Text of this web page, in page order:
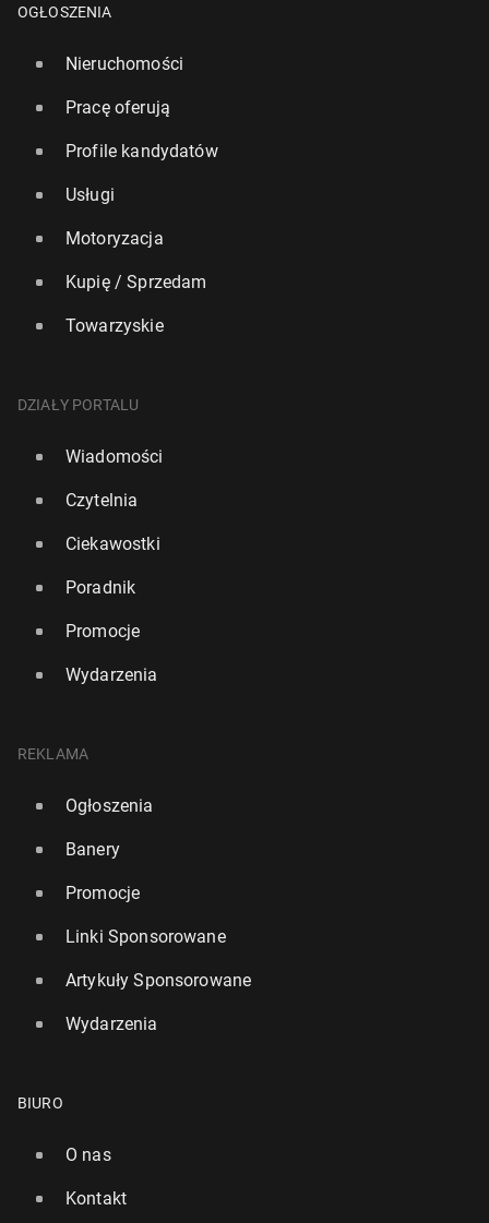
OGŁOSZENIA
Nieruchomości
Pracę oferują
Profile kandydatów
Usługi
Motoryzacja
Kupię / Sprzedam
Towarzyskie
DZIAŁY PORTALU
Wiadomości
Czytelnia
Ciekawostki
Poradnik
Promocje
Wydarzenia
REKLAMA
Ogłoszenia
Banery
Promocje
Linki Sponsorowane
Artykuły Sponsorowane
Wydarzenia
BIURO
O nas
Kontakt